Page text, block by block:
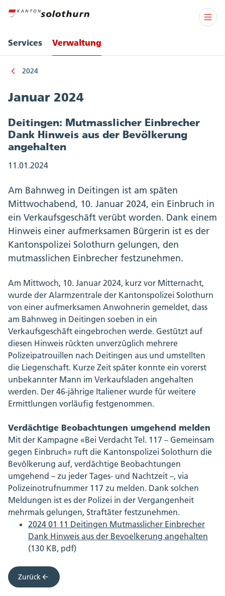
Services Verwaltung
2024
Januar 2024
Deitingen: Mutmasslicher Einbrecher
Dank Hinweis aus der Bevölkerung
angehalten
11.01.2024
Am Bahnweg in Deitingen ist am späten
Mittwochabend, 10. Januar 2024, ein Einbruch in
ein Verkaufsgeschäft verübt worden. Dank einem
Hinweis einer aufmerksamen Bürgerin ist es der
Kantonspolizei Solothurn gelungen, den
mutmasslichen Einbrecher festzunehmen.
Am Mittwoch, 10. Januar 2024, kurz vor Mitternacht,
wurde der Alarmzentrale der Kantonspolizei Solothurn
von einer aufmerksamen Anwohnerin gemeldet, dass
am Bahnweg in Deitingen soeben in ein
Verkaufsgeschäft eingebrochen werde. Gestützt auf
diesen Hinweis rückten unverzüglich mehrere
Polizeipatrouillen nach Deitingen aus und umstellten
die Liegenschaft. Kurze Zeit später konnte ein vorerst
unbekannter Mann im Verkaufsladen angehalten
werden. Der 46-jährige Italiener wurde für weitere
Ermittlungen vorläufig festgenommen.
Verdächtige Beobachtungen umgehend melden
Mit der Kampagne «Bei Verdacht Tel. 117 – Gemeinsam
gegen Einbruch» ruft die Kantonspolizei Solothurn die
Bevölkerung auf, verdächtige Beobachtungen
umgehend – zu jeder Tages- und Nachtzeit –, via
Polizeinotrufnummer 117 zu melden. Dank solchen
Meldungen ist es der Polizei in der Vergangenheit
mehrmals gelungen, Straftäter festzunehmen.
2024 01 11 Deitingen Mutmasslicher Einbrecher
Dank Hinweis aus der Bevoelkerung angehalten
(130 KB, pdf)
Zurück